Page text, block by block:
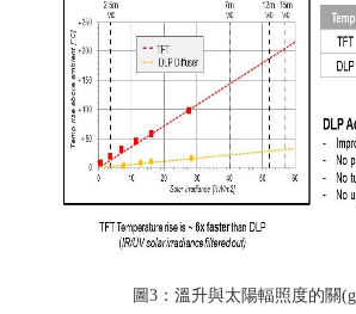
圖3：溫升與太陽輻照度的關